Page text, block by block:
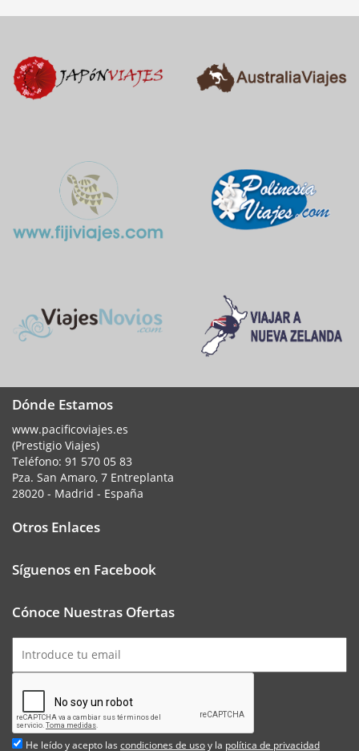
Dónde Estamos
www.pacificoviajes.es
(Prestigio Viajes)
Teléfono: 91 570 05 83
Pza. San Amaro, 7 Entreplanta
28020 - Madrid - España
Otros Enlaces
Síguenos en Facebook
Cónoce Nuestras Ofertas
He leído y acepto las condiciones de usoy la política de privacidad